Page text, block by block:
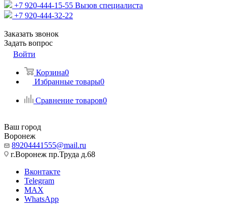
+7 920-444-15-55 Вызов специалиста
+7 920-444-32-22
Заказать звонок
Задать вопрос
Войти
Корзина0
Избранные товары0
Сравнение товаров0
Ваш город
Воронеж
89204441555@mail.ru
г.Воронеж пр.Труда д.68
Вконтакте
Telegram
MAX
WhatsApp